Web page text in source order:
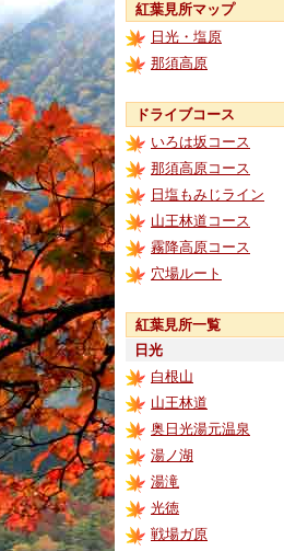
紅葉見所マップ
日光・塩原
那須高原
ドライブコース
いろは坂コース
那須高原コース
日塩もみじライン
山王林道コース
霧降高原コース
穴場ルート
紅葉見所一覧
日光
白根山
山王林道
奥日光湯元温泉
湯ノ湖
湯滝
光徳
戦場ガ原